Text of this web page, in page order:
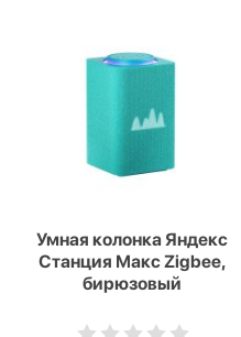
Умная колонка Яндекс
Станция Макс Zigbee,
бирюзовый